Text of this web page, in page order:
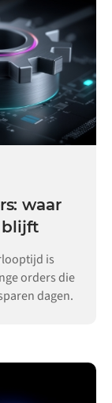
waar
blijft
is
orders die
dagen.